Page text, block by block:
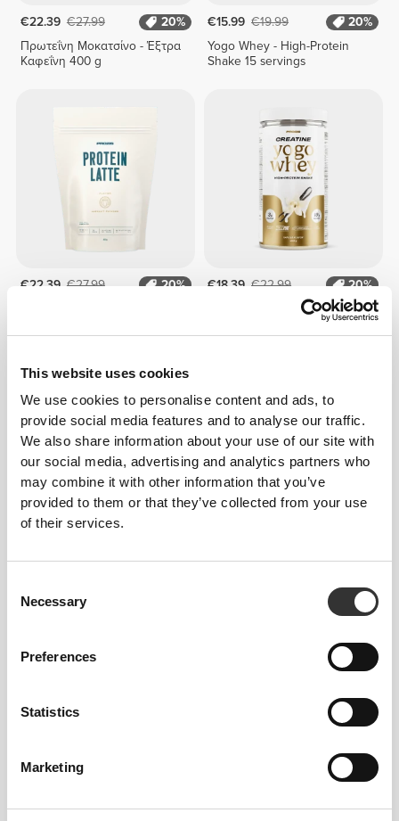
This website uses cookies
We use cookies to personalise content and ads, to
provide social media features and to analyse our traffic.
We also share information about your use of our site with
our social media, advertising and analytics partners who
may combine it with other information that you’ve
provided to them or that they’ve collected from your use
of their services.
Selection
Necessary
Preferences
Statistics
Marketing
€22.39 €27.99
20%
Πρωτεΐνη Μοκατσίνο - Έξτρα
Καφεΐνη 400 g
€15.99 €19.99
20%
Yogo Whey - High-Protein
Shake 15 servings
€22.39 €27.99
20%
€18.39 €22.99
20%
Yogo Whey + Creatine - High-
Protein Shake 15 serv
€22.99
€17.59 €21.99
20%